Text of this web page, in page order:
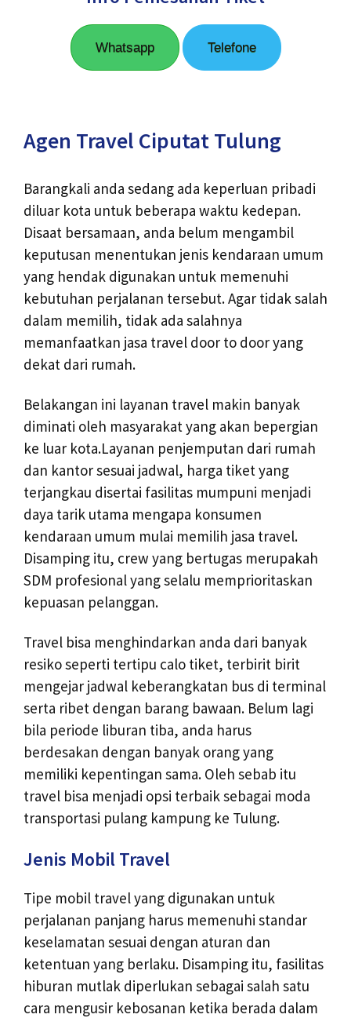
Whatsapp Telefone
Agen Travel Ciputat Tulung
Barangkali anda sedang ada keperluan pribadi
diluar kota untuk beberapa waktu kedepan.
Disaat bersamaan, anda belum mengambil
keputusan menentukan jenis kendaraan umum
yang hendak digunakan untuk memenuhi
kebutuhan perjalanan tersebut. Agar tidak salah
dalam memilih, tidak ada salahnya
memanfaatkan jasa travel door to door yang
dekat dari rumah.
Belakangan ini layanan travel makin banyak
diminati oleh masyarakat yang akan bepergian
ke luar kota.Layanan penjemputan dari rumah
dan kantor sesuai jadwal, harga tiket yang
terjangkau disertai fasilitas mumpuni menjadi
daya tarik utama mengapa konsumen
kendaraan umum mulai memilih jasa travel.
Disamping itu, crew yang bertugas merupakah
SDM profesional yang selalu memprioritaskan
kepuasan pelanggan.
Travel bisa menghindarkan anda dari banyak
resiko seperti tertipu calo tiket, terbirit birit
mengejar jadwal keberangkatan bus di terminal
serta ribet dengan barang bawaan. Belum lagi
bila periode liburan tiba, anda harus
berdesakan dengan banyak orang yang
memiliki kepentingan sama. Oleh sebab itu
travel bisa menjadi opsi terbaik sebagai moda
transportasi pulang kampung ke Tulung.
Jenis Mobil Travel
Tipe mobil travel yang digunakan untuk
perjalanan panjang harus memenuhi standar
keselamatan sesuai dengan aturan dan
ketentuan yang berlaku. Disamping itu, fasilitas
hiburan mutlak diperlukan sebagai salah satu
cara mengusir kebosanan ketika berada dalam